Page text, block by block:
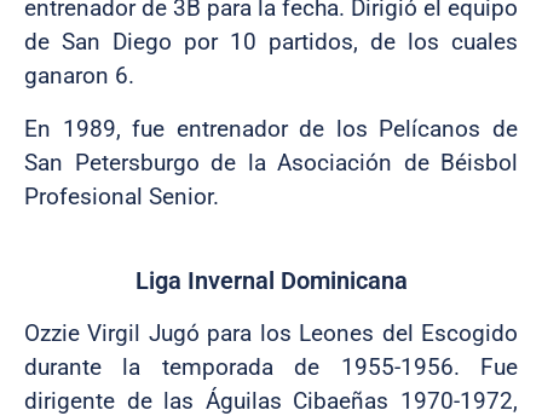
entrenador de 3B para la fecha. Dirigió el equipo
de San Diego por 10 partidos, de los cuales
ganaron 6.
En 1989, fue entrenador de los Pelícanos de
San Petersburgo de la Asociación de Béisbol
Profesional Senior.
Liga Invernal Dominicana
Ozzie Virgil Jugó para los Leones del Escogido
durante la temporada de 1955-1956. Fue
dirigente de las Águilas Cibaeñas 1970-1972,